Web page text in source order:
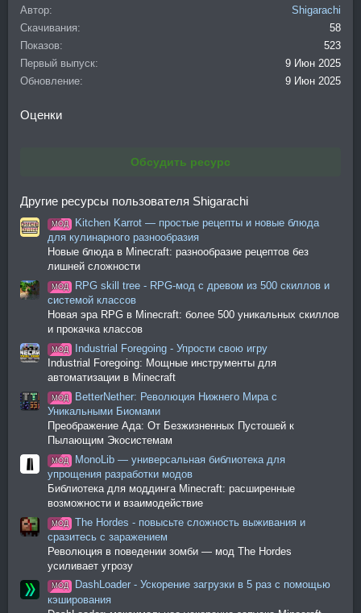
Автор
Shigarachi
Скачивания
58
Показов
523
Первый выпуск
9 Июн 2025
Обновление
9 Июн 2025
Оценки
Обсудить ресурс
Другие ресурсы пользователя Shigarachi
МОД
Kitchen Karrot — простые рецепты и новые блюда
для кулинарного разнообразия
Новые блюда в Minecraft: разнообразие рецептов без
лишней сложности
МОД
RPG skill tree - RPG-мод с древом из 500 скиллов и
системой классов
Новая эра RPG в Minecraft: более 500 уникальных скиллов
и прокачка классов
МОД
Industrial Foregoing - Упрости свою игру
Industrial Foregoing: Мощные инструменты для
автоматизации в Minecraft
МОД
BetterNether: Революция Нижнего Мира с
Уникальными Биомами
Преображение Ада: От Безжизненных Пустошей к
Пылающим Экосистемам
МОД
MonoLib — универсальная библиотека для
упрощения разработки модов
Библиотека для моддинга Minecraft: расширенные
возможности и взаимодействие
МОД
The Hordes - повысьте сложность выживания и
сразитесь с заражением
Революция в поведении зомби — мод The Hordes
усиливает угрозу
МОД
DashLoader - Ускорение загрузки в 5 раз с помощью
кэширования